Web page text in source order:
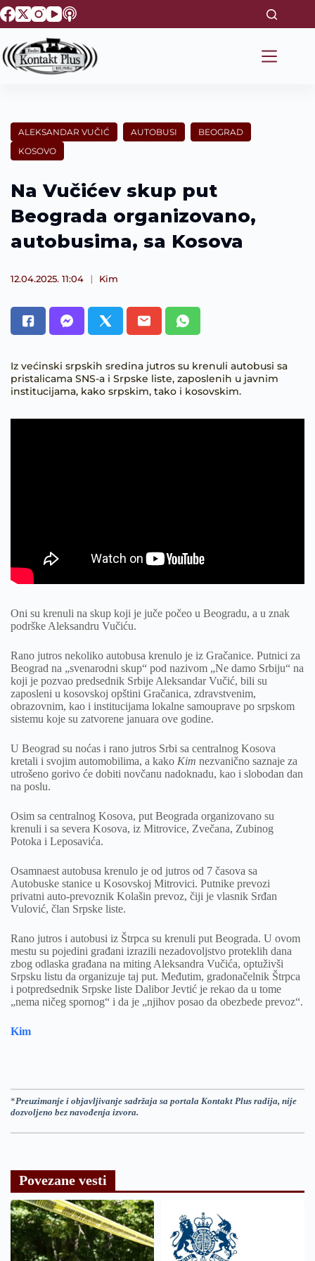
S
k
p
t
n
ALEKSANDAR VUČIĆ AUTOBUSI
BEOGRAD
KOSOVO
Na Vučićev skup put
Beograda organizovano,
autobusima, sa Kosova
12.04.2025. 11:04 Kim
Iz većinski srpskih sredina jutros su krenuli autobusi sa
pristalicama SNS-a i Srpske liste, zaposlenih u javnim
institucijama, kako srpskim, tako i kosovskim.
Oni su krenuli na skup koji je juče počeo u Beogradu, a u znak
podrške Aleksandru Vučiću.
Rano jutros nekoliko autobusa krenulo je iz Gračanice. Putnici za
Beograd na „svenarodni skup“ pod nazivom „Ne damo Srbiju“ na
koji je pozvao predsednik Srbije Aleksandar Vučić, bili su
zaposleni u kosovskoj opštini Gračanica, zdravstvenim,
obrazovnim, kao i institucijama lokalne samouprave po srpskom
sistemu koje su zatvorene januara ove godine.
U Beograd su noćas i rano jutros Srbi sa centralnog Kosova
kretali i svojim automobilima, a kako Kim nezvanično saznaje za
utrošeno gorivo će dobiti novčanu nadoknadu, kao i slobodan dan
na poslu.
Osim sa centralnog Kosova, put Beograda organizovano su
krenuli i sa severa Kosova, iz Mitrovice, Zvečana, Zubinog
Potoka i Leposavića.
Osamnaest autobusa krenulo je od jutros od 7 časova sa
Autobuske stanice u Kosovskoj Mitrovici. Putnike prevozi
privatni auto-prevoznik Kolašin prevoz, čiji je vlasnik Srđan
Vulović, član Srpske liste.
Rano jutros i autobusi iz Štrpca su krenuli put Beograda. U ovom
mestu su pojedini građani izrazili nezadovoljstvo proteklih dana
zbog odlaska građana na miting Aleksandra Vučića, optuživši
Srpsku listu da organizuje taj put. Međutim, gradonačelnik Štrpca
i potpredsednik Srpske liste Dalibor Jevtić je rekao da u tome
„nema ničeg spornog“ i da je „njihov posao da obezbede prevoz“.
Kim
*Preuzimanje i objavljivanje sadržaja sa portala Kontakt Plus radija, nije
dozvoljeno bez navođenja izvora.
Povezane vesti